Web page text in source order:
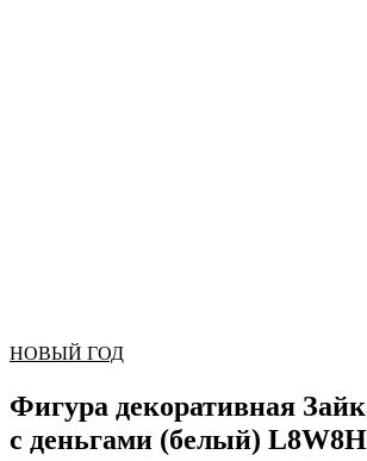
НОВЫЙ ГОД
Фигура декоративная
с деньгами (белый)